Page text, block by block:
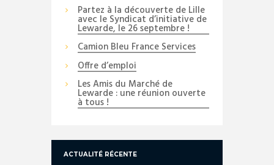
Partez à la découverte de Lille
avec le Syndicat d’initiative de
Lewarde, le 26 septembre !
Camion Bleu France Services
Offre d’emploi
Les Amis du Marché de
Lewarde : une réunion ouverte
à tous !
ACTUALITÉ RÉCENTE